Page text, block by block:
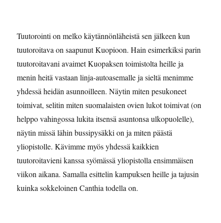
Tuutorointi on melko käytännönläheistä sen jälkeen kun
tuutoroitava on saapunut Kuopioon. Hain esimerkiksi parin
tuutoroitavani avaimet Kuopaksen toimistolta heille ja
menin heitä vastaan linja-autoasemalle ja sieltä menimme
yhdessä heidän asunnoilleen. Näytin miten pesukoneet
toimivat, selitin miten suomalaisten ovien lukot toimivat (on
helppo vahingossa lukita itsensä asuntonsa ulkopuolelle),
näytin missä lähin bussipysäkki on ja miten päästä
yliopistolle. Kävimme myös yhdessä kaikkien
tuutoroitavieni kanssa syömässä yliopistolla ensimmäisen
viikon aikana. Samalla esittelin kampuksen heille ja tajusin
kuinka sokkeloinen Canthia todella on.